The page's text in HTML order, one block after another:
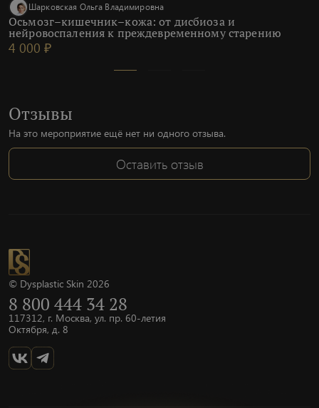
Шарковская Ольга Владимировна
Осьмозг–кишечник–кожа: от дисбиоза и
нейровоспаления к преждевременному старению
4 000 ₽
Отзывы
На это мероприятие ещё нет ни одного отзыва.
Оставить отзыв
© Dysplastic Skin 2026
8 800 444 34 28
117312, г. Москва, ул. пр. 60-летия
Октября, д. 8